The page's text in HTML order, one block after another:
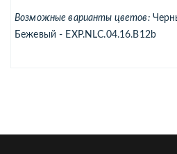
Возможные варианты цветов:
Бежевый - EXP.NLC.04.16.B12b